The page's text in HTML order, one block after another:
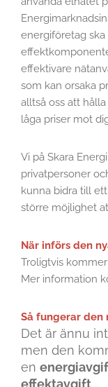
energiföretag
effektivare
som kan orsaka
alltså oss att
låga priser mot
Vi på Skara
privatpersoner
kunna bidra till
större möjlighet
När införs den
Troligtvis
Mer information
Så fungerar den
Det är ännu
men den
en
effektavgift